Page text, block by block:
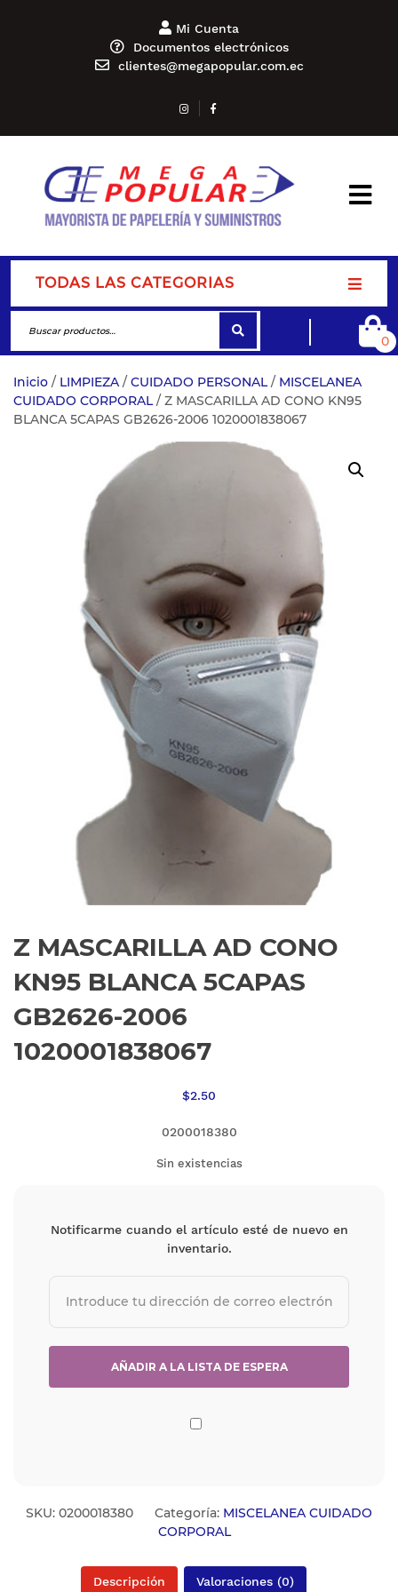
Mi Cuenta
Documentos electrónicos
clientes@megapopular.com.ec
TODAS LAS CATEGORIAS
0
Inicio / LIMPIEZA / CUIDADO PERSONAL/ MISCELANEA
CUIDADO CORPORAL/ Z MASCARILLA AD CONO KN95
BLANCA 5CAPAS GB2626-2006 1020001838067
Z MASCARILLA AD CONO
KN95 BLANCA 5CAPAS
GB2626-2006
1020001838067
$2.50
0200018380
Sin existencias
Notificarme cuando el artículo esté de nuevo en
inventario.
SKU: 0200018380 Categoría: MISCELANEA CUIDADO
CORPORAL
Descripción Valoraciones (0)